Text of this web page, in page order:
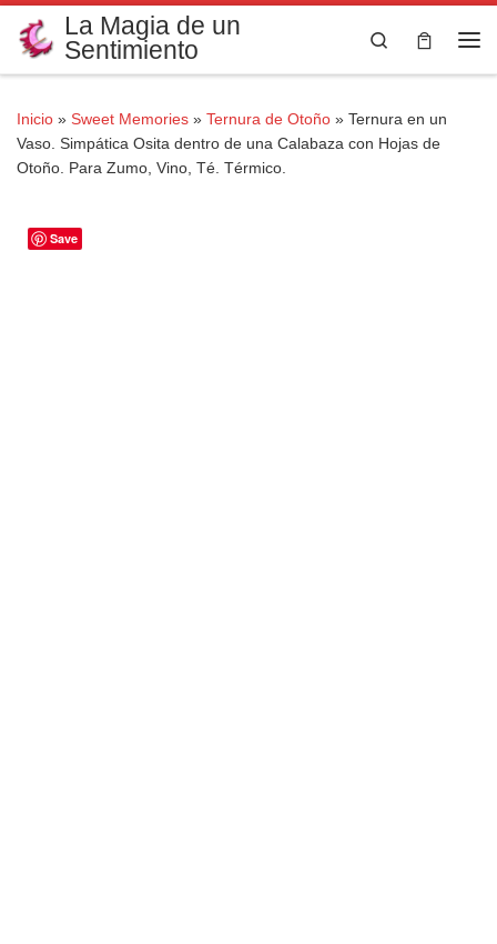
Saltar al contenido
La Magia de un
Sentimiento
Search
Inicio » Sweet Memories » Ternura de Otoño » Ternura en un
Vaso. Simpática Osita dentro de una Calabaza con Hojas de
Otoño. Para Zumo, Vino, Té. Térmico.
Save